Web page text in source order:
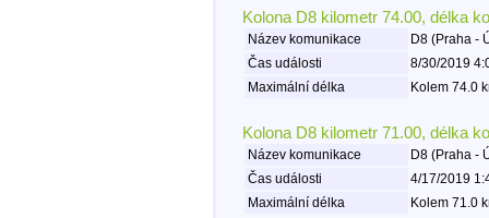
Kolona D8 kilometr 74.00, délka
Název komunikace
D8 (Praha -
Čas události
8/30/2019
Maximální délka
Kolem 74.0
Kolona D8 kilometr 71.00, délka
Název komunikace
D8 (Praha -
Čas události
4/17/2019
Maximální délka
Kolem 71.0